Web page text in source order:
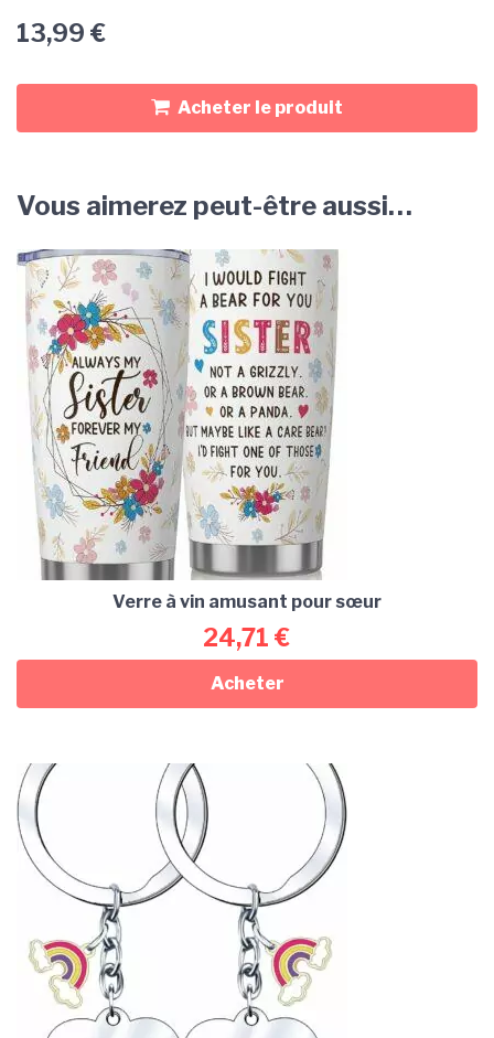
13,99 €
Acheter le produit
Vous aimerez peut-être aussi…
Verre à vin amusant pour sœur
24,71 €
Acheter